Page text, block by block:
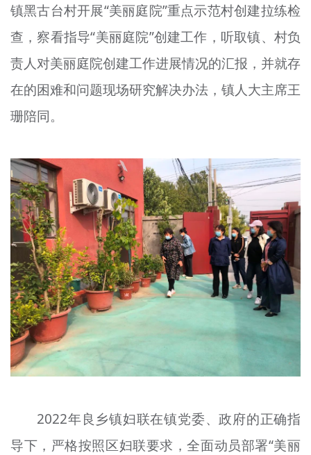
榜样人物
+
身边好人
文明评论
北京宣传文化引导基金
宣传思想文化人才
专题
资料库
+
镇黑古台村开展“美丽庭院”重点示范村创建拉练检
查，察看指导“美丽庭院”创建工作，听取镇、村负
责人对美丽庭院创建工作进展情况的汇报，并就存
在的困难和问题现场研究解决办法，镇人大主席王
珊陪同。
2022年良乡镇妇联在镇党委、政府的正确指
导下，严格按照区妇联要求，全面动员部署“美丽